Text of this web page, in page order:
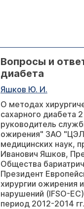
Вопросы и
диабета
Яшков Ю. И.
О методах
сахарного диабета
руководитель
ожирения" ЗАО
медицинских наук,
Иванович Яшков,
Общества
Президент
хирургии ожирения
нарушений (IFSO-
период 2012-2014 гг.